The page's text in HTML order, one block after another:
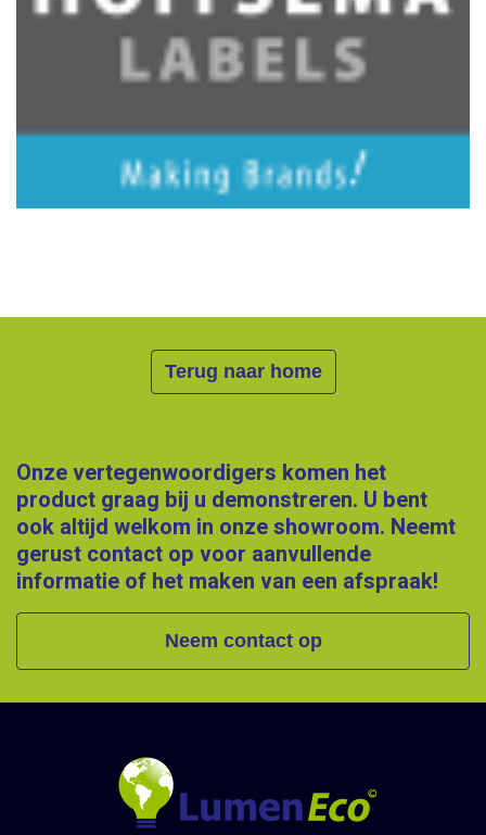
Terug naar home
Onze vertegenwoordigers komen het
product graag bij u demonstreren. U bent
ook altijd welkom in onze showroom. Neemt
gerust contact op voor aanvullende
informatie of het maken van een afspraak!
Neem contact op